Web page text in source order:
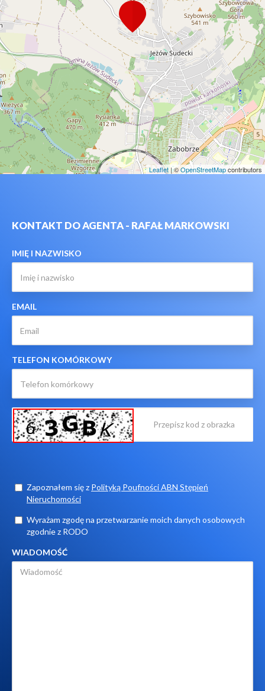
Leaflet| ©OpenStreetMapcontributors
KONTAKT DO AGENTA - RAFAŁ MARKOWSKI
IMIĘ I NAZWISKO
EMAIL
TELEFON KOMÓRKOWY
Zapoznałem się z Polityką Poufności ABN Stępień
Nieruchomości
Wyrażam zgodę na przetwarzanie moich danych osobowych
zgodnie z RODO
WIADOMOŚĆ